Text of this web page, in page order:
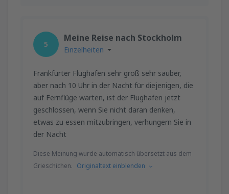
5
Meine Reise nach Stockholm
Einzelheiten
Frankfurter Flughafen sehr groß sehr sauber,
aber nach 10 Uhr in der Nacht für diejenigen, die
auf Fernflüge warten, ist der Flughafen jetzt
geschlossen, wenn Sie nicht daran denken,
etwas zu essen mitzubringen, verhungern Sie in
der Nacht
Diese Meinung wurde automatisch übersetzt aus dem
Grieschichen. Originaltext einblenden